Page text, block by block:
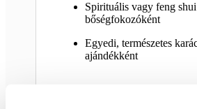
Spirituális vagy feng
bőségfokozóként
Egyedi, természetes
ajándékként